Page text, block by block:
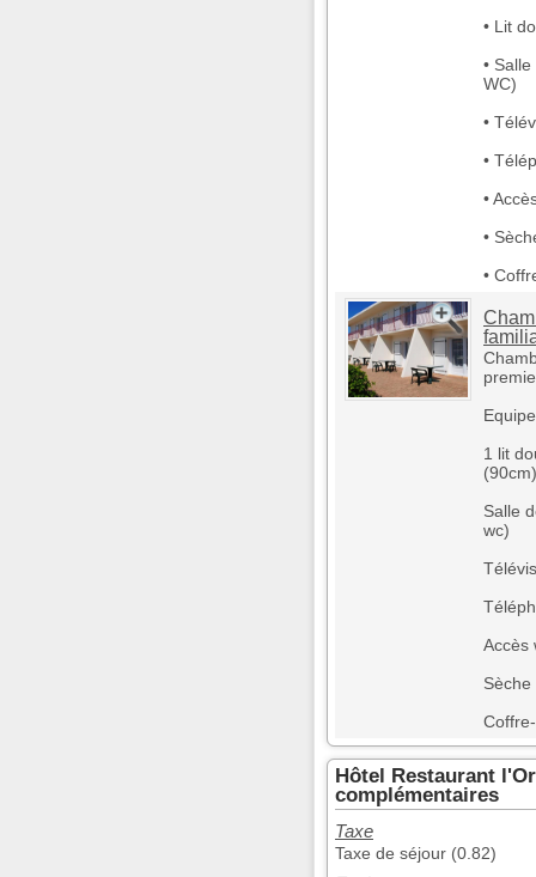
• Lit
•
WC)
•
•
•
•
•
1 lit
(90cm)
Salle
wc)
Accès
Sèche
Hôtel Restaurant
complémentaires
Taxe
Taxe de séjour (0.82)